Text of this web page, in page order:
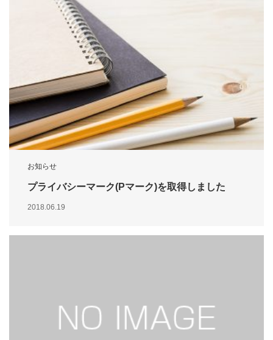
お知らせ
プライバシーマーク(Pマーク)を取得しました
2018.06.19